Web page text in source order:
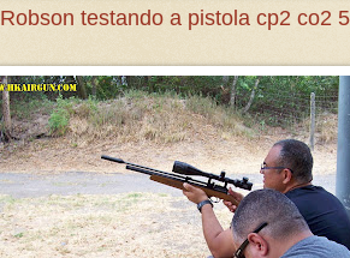
Robson testando a pistola cp2 co2